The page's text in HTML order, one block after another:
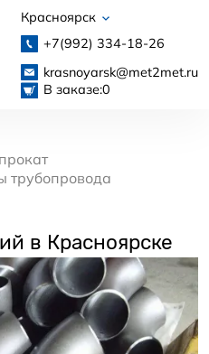
Красноярск
+7(992) 334-18-26
krasnoyarsk@met2met.ru
В заказе:0
трубопровода
в Красноярске